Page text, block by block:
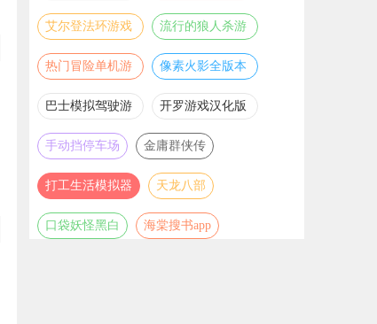
辅助合集
艾尔登法环游戏
辅助合集
流行的狼人杀游
戏合集
热门冒险单机游
戏合集
像素火影全版本
合集
巴士模拟驾驶游
戏合集
开罗游戏汉化版
大全
手动挡停车场
金庸群侠传
打工生活模拟器 天龙八部
口袋妖怪黑白 海棠搜书app